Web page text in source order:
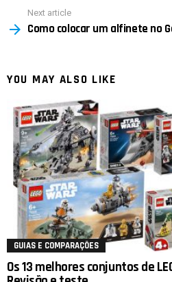
Next article
Como colocar um alfinete no
YOU MAY ALSO LIKE
GUIAS E COMPARAÇÕES
Os 13 melhores conjuntos de